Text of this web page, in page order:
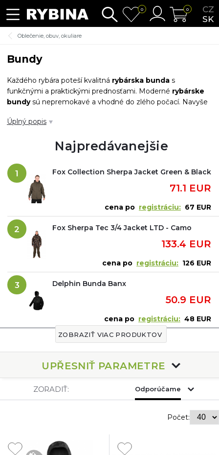
CZ
SK
0 0
Oblečenie, obuv, okuliare
Bundy
Každého rybára poteší kvalitná rybárska bunda s
funkčnými a praktickými prednosťami. Moderné rybárske
bundysú nepremokavé a vhodné do zlého počací. Navyše
Vybrať si môžete plne prešívané, vetru odolné modely, ktoré
preverených výrobcov -FOX, Savage Gear, Goff
Úplný popis
Najpredávanejšie
1 Fox Collection Sherpa Jacket Green & Black
71.1 EUR
cena po registráciu: 67 EUR
2 Fox Sherpa Tec 3/4 Jacket LTD - Camo
133.4 EUR
cena po registráciu: 126 EUR
3 Delphin Bunda Banx
50.9 EUR
cena po registráciu: 48 EUR
ZOBRAZIŤ VIAC PRODUKTOV
UPŘESNIŤ PARAMETRE
ZORADIŤ: Odporúčame
Počet: